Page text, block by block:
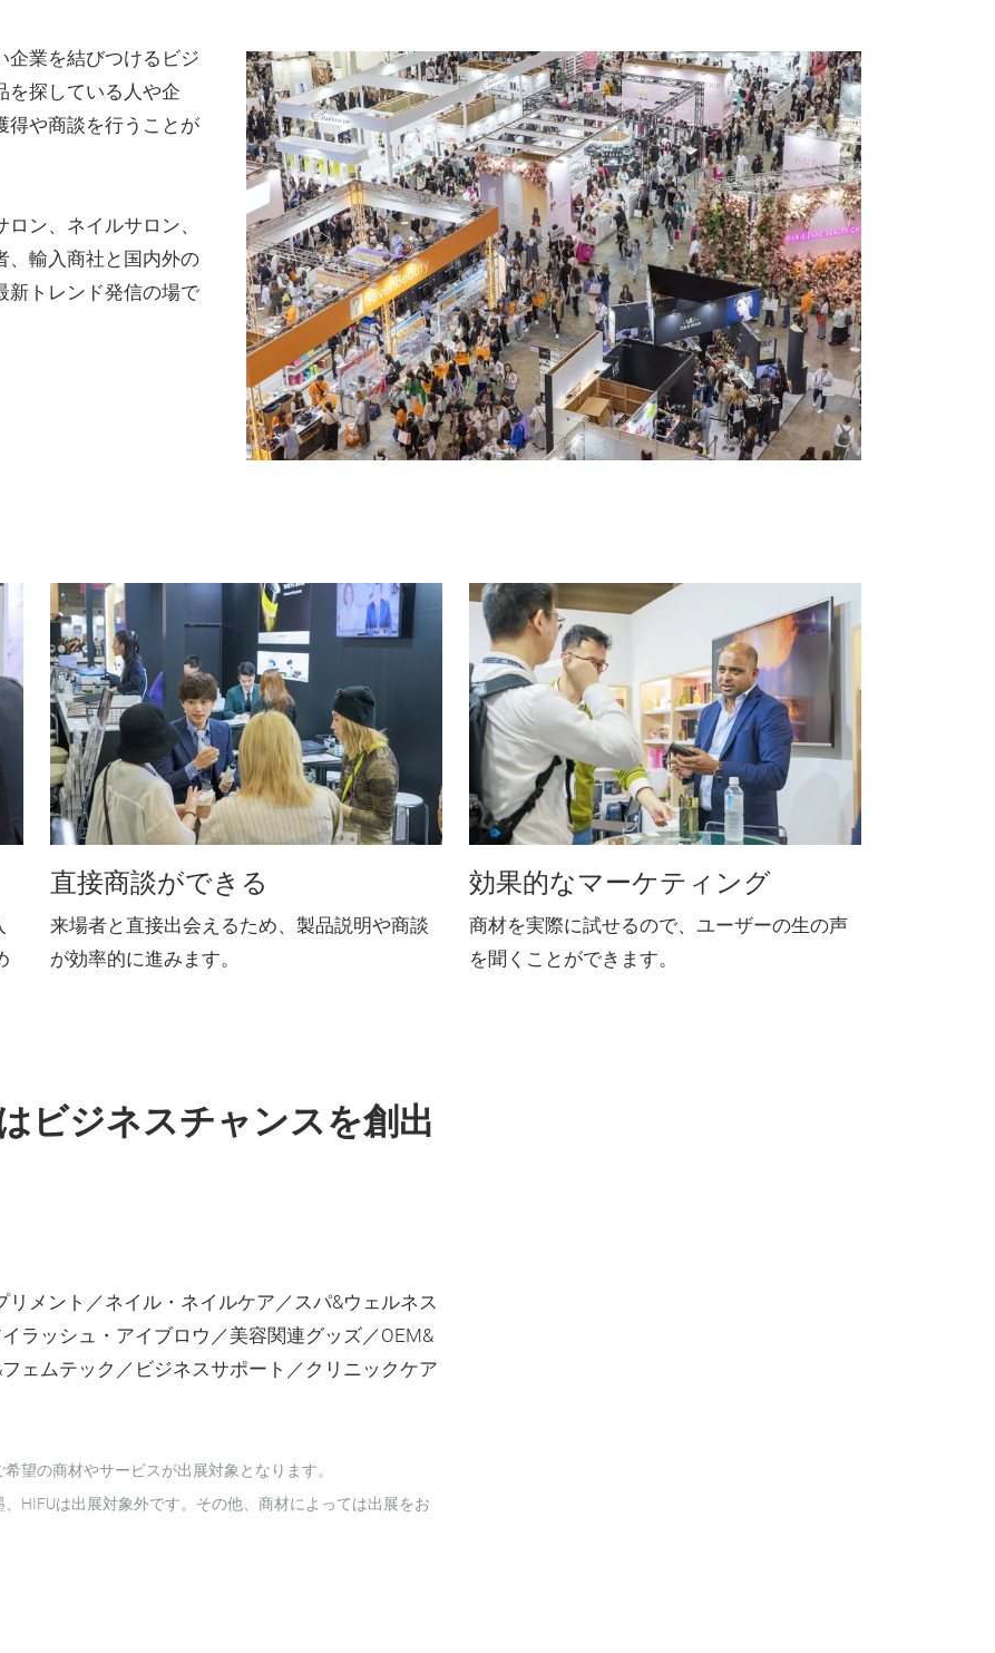
企業を結びつけるビジ
を探している人や企
得や商談を行うことが
ン、ネイルサロン、
、輸入商社と国内外の
新トレンド発信の場で
直接商談ができる
来場者と直接出会えるため、製品説明や商談
が効率的に進みます。
効果的なマーケティング
商材を実際に試せるので、ユーザーの生の声
を聞くことができます。
ビジネスチャンスを創出
メント／ネイル・ネイルケア／スパ&ウェルネス
ラッシュ・アイブロウ／美容関連グッズ／OEM&
ェムテック／ビジネスサポート／クリニックケア
望の商材やサービスが出展対象となります。
HIFUは出展対象外です。その他、商材によっては出展をお